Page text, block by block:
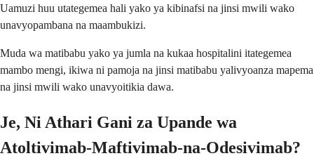
Uamuzi huu utategemea hali yako ya kibinafsi na jinsi mwili wako
unavyopambana na maambukizi.
Muda wa matibabu yako ya jumla na kukaa hospitalini itategemea
mambo mengi, ikiwa ni pamoja na jinsi matibabu yalivyoanza mapema
na jinsi mwili wako unavyoitikia dawa.
Je, Ni Athari Gani za Upande wa
Atoltivimab-Maftivimab-na-Odesivimab?